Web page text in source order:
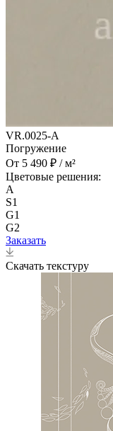
VR.0025-A
Погружение
От 5 490 ₽ / м²
Цветовые решения:
A
S1
G1
G2
Заказать
Скачать текстуру